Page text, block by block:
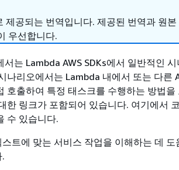
제공되는 번역입니다. 제공된 번역과 원
우선합니다.
서는 Lambda AWS SDKs에서 일반적인
나리오에서는 Lambda 내에서 또는 다른
호출하여 특정 태스크를 수행하는 방법
한 링크가 포함되어 있습니다. 여기에서
수 있습니다.
트에 맞는 서비스 작업을 이해하는 데